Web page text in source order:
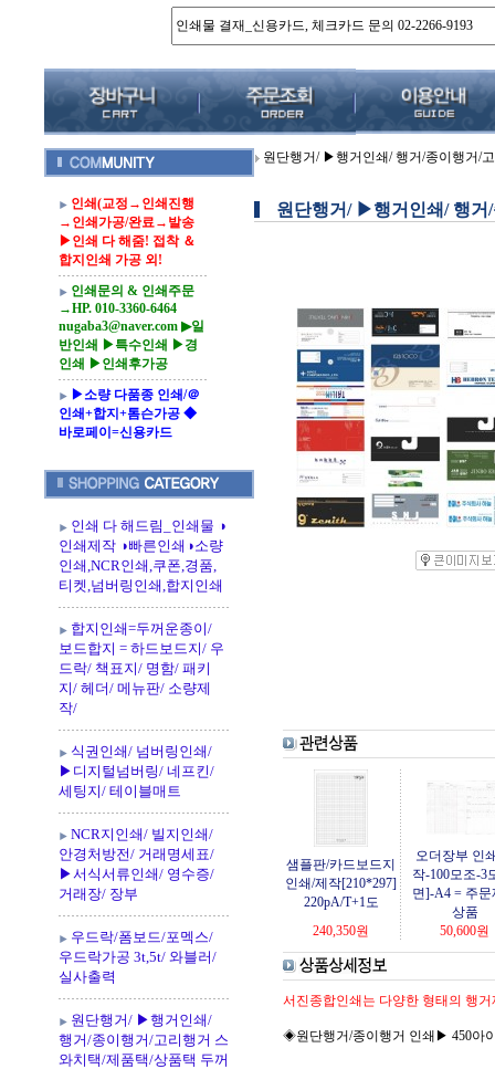
인쇄(교정→인쇄진행
→인쇄가공/완료→발송
▶인쇄 다 해줌! 접착 ＆
합지인쇄 가공 외!
인쇄문의 & 인쇄주문
→HP. 010-3360-6464
nugaba3@naver.com ▶일
반인쇄 ▶특수인쇄 ▶경
인쇄 ▶인쇄후가공
▶소량 다품종 인쇄/＠
인쇄+합지+톰슨가공 ◆
바로페이=신용카드
인쇄 다 해드림_인쇄물 ◑
인쇄제작 ◑빠른인쇄◑소량
인쇄,NCR인쇄,쿠폰,경품,
티켓,넘버링인쇄,합지인쇄
합지인쇄=두꺼운종이/
보드합지 = 하드보드지/ 우
드락/ 책표지/ 명함/ 패키
지/ 헤더/ 메뉴판/ 소량제
작/
식권인쇄/ 넘버링인쇄/
▶디지털넘버링/ 네프킨/
세팅지/ 테이블매트
NCR지인쇄/ 빌지인쇄/
안경처방전/ 거래명세표/
▶서식서류인쇄/ 영수증/
거래장/ 장부
우드락/폼보드/포멕스/
우드락가공 3t,5t/ 와블러/
실사출력
원단행거/ ▶행거인쇄/
행거/종이행거/고리행거 스
와치택/제품택/상품택 두꺼
원단행거/ ▶행거인쇄/ 행거/종이행거/
원단행거/ ▶행거인쇄/ 행거
샘플판/카드보드지
인쇄/제작[210*297]
220pA/T+1도
오더장부 인
작-100모조-3
면]-A4 = 주문
상품
240,350원 50,600원
서진종합인쇄는 다양한 형태의 행
◈원단행거/종이행거 인쇄▶ 450아